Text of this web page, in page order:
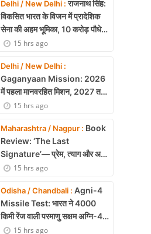
Delhi / New Delhi :राजनाथ सिंह:
विकसित भारत के विजन में प्रादेशिक
सेना की अहम भूमिका, 10 करोड़ पौधे
लगाने का रिकॉर्ड
15 hrs ago
Delhi / New Delhi :
Gaganyaan Mission: 2026
में पहला मानवरहित मिशन, 2027 तक
अंतरिक्ष में जाएगा पहला भारतीय दल
15 hrs ago
Maharashtra / Nagpur : Book
Review: ‘The Last
Signature’— प्रेम, त्याग और अधूरी
मोहब्बत की भावनात्मक कहानी
15 hrs ago
Odisha / Chandbali : Agni-4
Missile Test: भारत ने 4000
किमी रेंज वाली परमाणु सक्षम अग्नि-4
बैलिस्टिक मिसाइल का सफल परीक्षण,
15 hrs ago